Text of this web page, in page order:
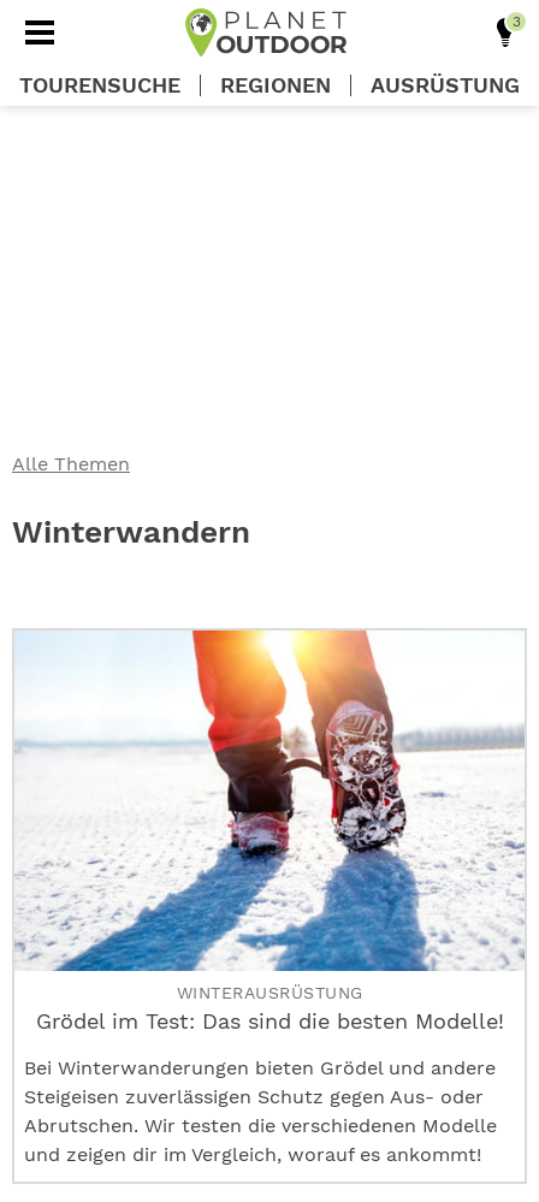
Alle Themen
Winterwandern
WINTERAUSRÜSTUNG
Grödel im Test: Das sind die besten Modelle!
Bei Winterwanderungen bieten Grödel und andere
Steigeisen zuverlässigen Schutz gegen Aus- oder
Abrutschen. Wir testen die verschiedenen Modelle
und zeigen dir im Vergleich, worauf es ankommt!
TOURENSUCHE REGIONEN AUSRÜSTUNG
ABO
ALLE THEMEN